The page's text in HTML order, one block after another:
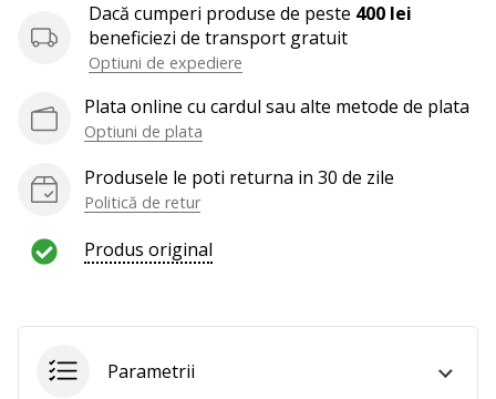
Dacă cumperi produse de peste 400 lei
beneficiezi de transport gratuit
Optiuni de expediere
Plata online cu cardul sau alte metode de plata
Optiuni de plata
Produsele le poti returna in 30 de zile
Politică de retur
Produs original
Parametrii